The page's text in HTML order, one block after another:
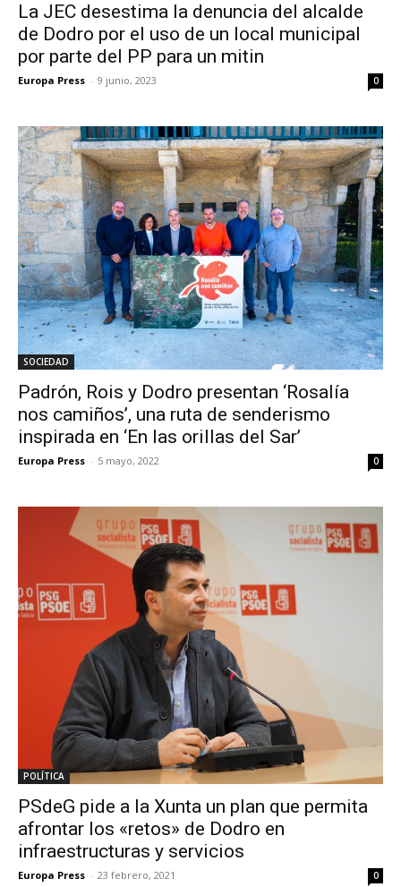
La JEC desestima la denuncia del alcalde
de Dodro por el uso de un local municipal
por parte del PP para un mitin
Europa Press - 9 junio, 2023 0
SOCIEDAD
Padrón, Rois y Dodro presentan ‘Rosalía
nos camiños’, una ruta de senderismo
inspirada en ‘En las orillas del Sar’
Europa Press - 5 mayo, 2022 0
POLÍTICA
PSdeG pide a la Xunta un plan que permita
afrontar los «retos» de Dodro en
infraestructuras y servicios
Europa Press - 23 febrero, 2021 0